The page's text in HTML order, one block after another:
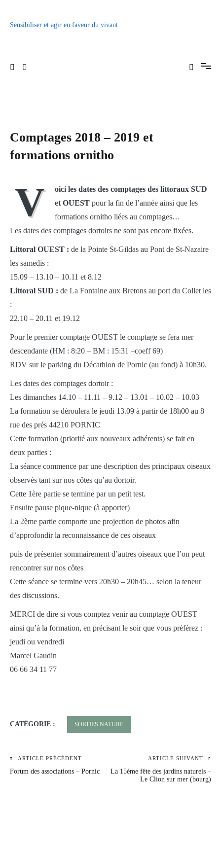
contenu
Sensibiliser et agir en faveur du vivant
Comptages 2018 – 2019 et
formations ornitho
V
oici les dates des comptages des littoraux SUD
et OUEST pour la fin de l’année ainsi que les
formations ornitho liées au comptages…
Les dates des comptages dortoirs ne sont pas encore fixées.
Littoral OUEST : de la Pointe St-Gildas au Pont de St-Nazaire
les samedis :
15.09 – 13.10 – 10.11 et 8.12
Littoral SUD : de La Fontaine aux Bretons au port du Collet les
:
22.10 – 20.11 et 19.12
Pour le premier comptage OUEST le comptage se fera mer
descendante (HM : 8:20 – BM : 15:31 –coeff 69)
RDV sur le parking du Décathlon de Pornic (au fond) à 10h30.
Les dates des comptages dortoir :
Les dimanches 14.10 – 11.11 – 9.12 – 13.01 – 10.02 – 10.03
La formation se déroulera le jeudi 13.09 à partir de 18h00 au 8
rue des prés 44210 PORNIC
Cette formation (priorité aux nouveaux adhérents) se fait en
deux parties :
La séance commence par une description des principaux oiseaux
observés tant sur nos côtes qu’au dortoir.
Cette 1ère partie se termine par un petit test.
Ensuite pause pique-nique (à apporter)
La 2ème partie comporte une projection de photos afin
d’approfondir la reconnaissance de ces oiseaux
puis de présenter sommairement d’autres oiseaux que l’on peut
rencontrer sur nos côtes
Cette séance se termine vers 20h30 – 20h45… selon la teneur
des discussions.
MERCI de dire si vous comptez venir au comptage OUEST
ainsi qu’à la formation, en précisant le soir que vous préférez :
jeudi ou vendredi
Marcel Gaudin
06 66 34 11 77
CATÉGORIE : SORTIES NATURE
Navigation
ARTICLE PRÉCÉDENT
Forum des associations – Pornic
ARTICLE SUIVANT
La 15ème fête des jardins naturels –
Le Clion sur mer (bourg)